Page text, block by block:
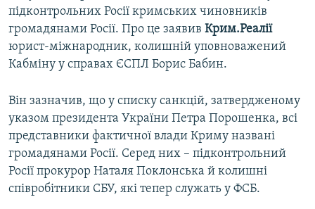
Усі сайти RFE/RL
підконтрольних Росії кримських чиновників
громадянами Росії. Про це заявив Крим.Реалії
юрист-міжнародник, колишній уповноважений
Кабміну у справах ЄСПЛ Борис Бабин.
Він зазначив, що у списку санкцій, затвердженому
указом президента України Петра Порошенка, всі
представники фактичної влади Криму названі
громадянами Росії. Серед них – підконтрольний
Росії прокурор Наталя Поклонська й колишні
співробітники СБУ, які тепер служать у ФСБ.